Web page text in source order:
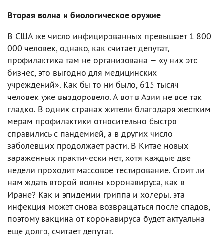
Вторая волна и биологическое оружие
В США же число инфицированных превышает 1 800
000 человек, однако, как считает депутат,
профилактика там не организована — «у них это
бизнес, это выгодно для медицинских
учреждений». Как бы то ни было, 615 тысяч
человек уже выздоровело. А вот в Азии не все так
гладко. В одних странах жители благодаря жестким
мерам профилактики относительно быстро
справились с пандемией, а в других число
заболевших продолжает расти. В Китае новых
зараженных практически нет, хотя каждые две
недели проходит массовое тестирование. Стоит ли
нам ждать второй волны коронавируса, как в
Иране? Как и эпидемии гриппа и холеры, эта
инфекция может снова возвращаться после спадов,
поэтому вакцина от коронавируса будет актуальна
еще долго, считает депутат.